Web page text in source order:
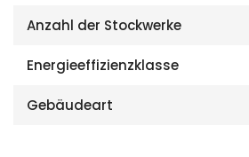
Anzahl der Stockwerke
Energieeffizienzklasse
Gebäudeart